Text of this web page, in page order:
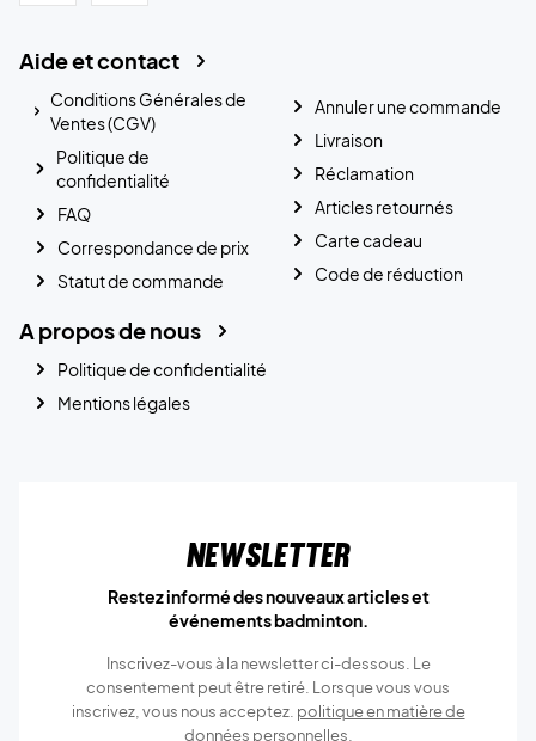
Aide et contact
Conditions Générales de
Ventes (CGV)
Politique de
confidentialité
FAQ
Correspondance de prix
Statut de commande
Annuler une commande
Livraison
Réclamation
Articles retournés
Carte cadeau
Code de réduction
A propos de nous
Politique de confidentialité
Mentions légales
Newsletter
Restez informé des nouveaux articles et
événements badminton.
Inscrivez-vous à la newsletter ci-dessous. Le
consentement peut être retiré. Lorsque vous vous
inscrivez, vous nous acceptez. politique en matière de
données personnelles.